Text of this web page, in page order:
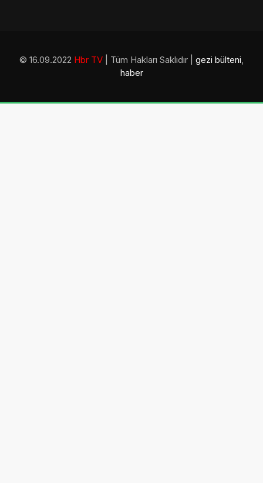
© 16.09.2022 Hbr TV | Tüm Hakları Saklıdır | gezi bülteni,
haber